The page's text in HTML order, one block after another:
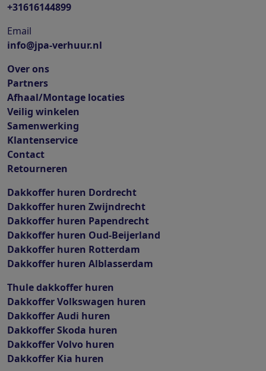
+31616144899
Email
info@jpa-verhuur.nl
Over ons
Partners
Afhaal/Montage locaties
Veilig winkelen
Samenwerking
Klantenservice
Contact
Retourneren
Dakkoffer huren Dordrecht
Dakkoffer huren Zwijndrecht
Dakkoffer huren Papendrecht
Dakkoffer huren Oud-Beijerland
Dakkoffer huren Rotterdam
Dakkoffer huren Alblasserdam
Thule dakkoffer huren
Dakkoffer Volkswagen huren
Dakkoffer Audi huren
Dakkoffer Skoda huren
Dakkoffer Volvo huren
Dakkoffer Kia huren